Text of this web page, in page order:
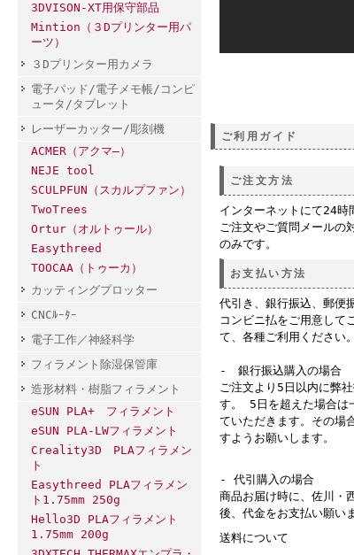
3DVISON-XT用保守部品
Mintion（３Dプリンター用パ
ーツ）
３Dプリンター用カメラ
電子パッド/電子メモ帳/コンピ
ュータ/タブレット
レーザーカッター/彫刻機
ACMER（アクマ―）
NEJE tool
SCULPFUN（スカルプファン）
TwoTrees
Ortur（オルトゥール）
Easythreed
TOOCAA（トゥーカ）
カッティングプロッター
CNCﾙｰﾀｰ
電子工作／神経科学
フィラメント除湿保管庫
造形材料・樹脂フィラメント
eSUN PLA+ フィラメント
eSUN PLA-LWフィラメント
Creality3D PLAフィラメン
ト
Easythreed PLAフィラメン
ト1.75mm 250g
Hello3D PLAフィラメント
1.75mm 200g
ご利用ガイド
ご注文方法
インターネットにて24時
ご注文やご質問メールの
のみです。
お支払い方法
代引き、銀行振込、郵便
コンビニ払をご用意して
て、各種ご利用ください。
- 銀行振込購入の場合
ご注文より5日以内に弊
す。 5日を超えた場合は
ていただきます。その場
すようお願いします。
- 代引購入の場合
商品お届け時に、佐川・
後、代金をお支払い願い
送料について